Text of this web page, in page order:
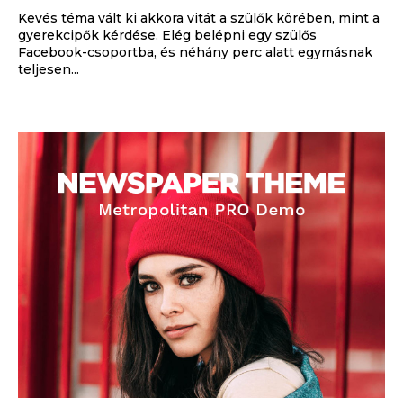
Kevés téma vált ki akkora vitát a szülők körében, mint a
gyerekcipők kérdése. Elég belépni egy szülős
Facebook-csoportba, és néhány perc alatt egymásnak
teljesen...